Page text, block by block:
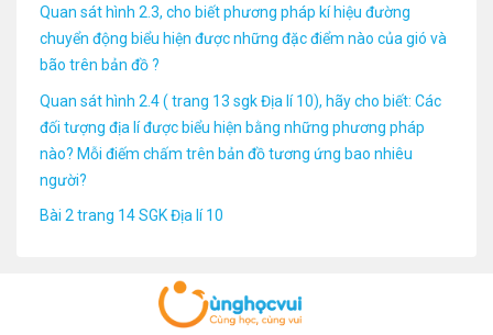
Quan sát hình 2.3, cho biết phương pháp kí hiệu đường
chuyển động biểu hiện được những đặc điểm nào của gió và
bão trên bản đồ ?
Quan sát hình 2.4 ( trang 13 sgk Địa lí 10), hãy cho biết: Các
đối tượng địa lí được biểu hiện bằng những phương pháp
nào? Mỗi điếm chấm trên bản đồ tương ứng bao nhiêu
người?
Bài 2 trang 14 SGK Địa lí 10